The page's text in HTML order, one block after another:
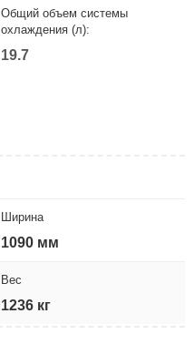
Общий объем системы
охлаждения (л):
19.7
Ширина
1090 мм
Вес
1236 кг